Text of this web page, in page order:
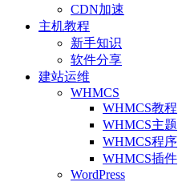
CDN加速
主机教程
新手知识
软件分享
建站运维
WHMCS
WHMCS教程
WHMCS主题
WHMCS程序
WHMCS插件
WordPress